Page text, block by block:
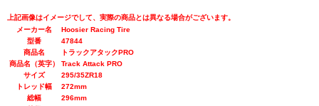
上記画像はイメージでして、実際の商品とは異なる場合がございます。
メーカー名
Hoosier Racing Tire
型番
47844
商品名
トラックアタックPRO
商品名（英字）
Track Attack PRO
サイズ
295/35ZR18
トレッド幅
272mm
総幅
296mm